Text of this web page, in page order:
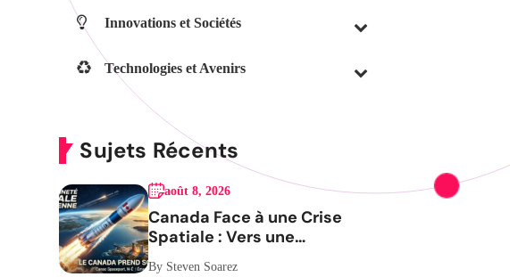
Innovations et Sociétés
Technologies et Avenirs
Sujets Récents
août 8, 2026
Canada Face à une Crise
Spatiale : Vers une
Indépendance Stratégique
By Steven Soarez